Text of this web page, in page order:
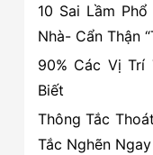
Nhanh
–
Rẻ
–
Uy
tín
10 Sai Lầm
Nhà- Cẩn Thận
90% Các Vị Trí
Biết
Thông Tắc
Tắc Nghẽn